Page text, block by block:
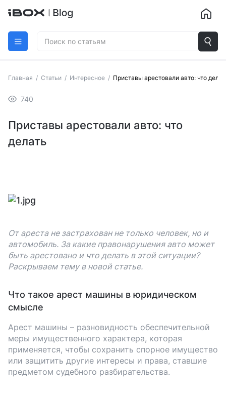
Главная / Статьи / Интересное / Приставы арестовали авто: что
740
Приставы арестовали авто: что
делать
От ареста не застрахован не только человек, но и
автомобиль. За какие правонарушения авто может
быть арестовано и что делать в этой ситуации?
Раскрываем тему в новой статье.
Что такое арест машины в юридическом
смысле
Арест машины – разновидность обеспечительной
меры имущественного характера, которая
применяется, чтобы сохранить спорное имущество
или защитить другие интересы и права, ставшие
предметом судебного разбирательства.